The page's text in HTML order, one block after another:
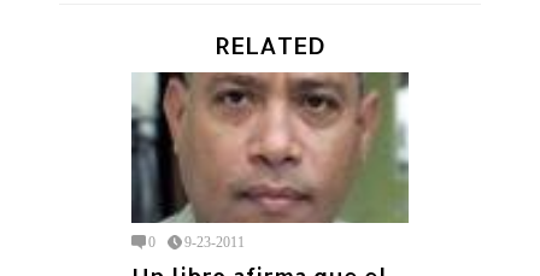
RELATED
0 9-23-2011